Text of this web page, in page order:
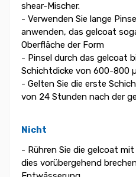
shear-Mischer.
- Verwenden Sie lange
anwenden, das gelcoat
Oberfläche der Form
- Pinsel durch das gelcoat
Schichtdicke von 600-800
- Gelten Sie die erste
von 24 Stunden nach der
Nicht
- Rühren Sie die gelcoat
dies vorübergehend